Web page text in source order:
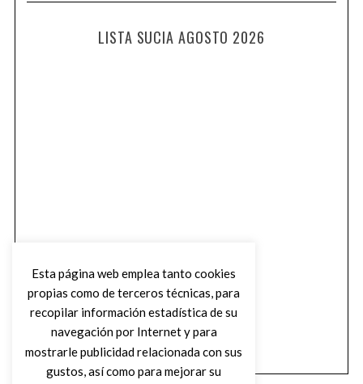
LISTA SUCIA AGOSTO 2026
Esta página web emplea tanto cookies
propias como de terceros técnicas, para
recopilar información estadística de su
navegación por Internet y para
mostrarle publicidad relacionada con sus
gustos, así como para mejorar su